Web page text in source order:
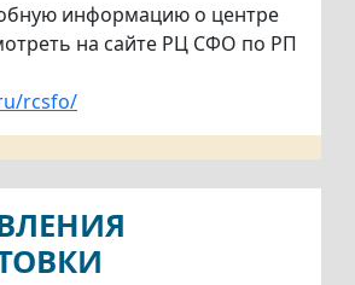
информацию о центре
на сайте РЦ СФО по РП
rcsfo/